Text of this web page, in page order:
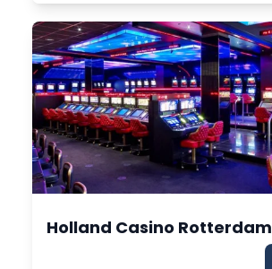
Holland Casino Rotterdam